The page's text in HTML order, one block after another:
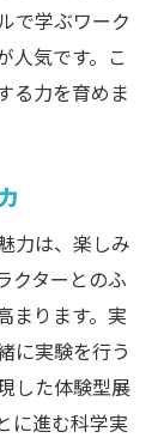
で学ぶワーク
人気です。こ
る力を育めま
力は、楽しみ
クターとのふ
まります。実
に実験を行う
した体験型展
に進む科学実